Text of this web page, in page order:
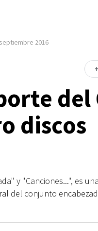
2016
+
discos
y "Canciones...", es
del conjunto